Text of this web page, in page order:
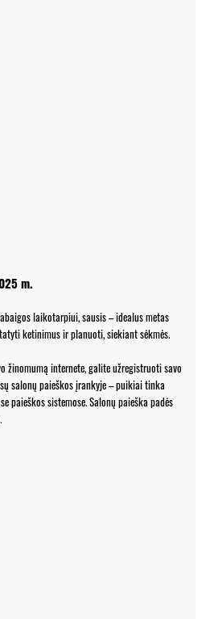
m.
laikotarpiui, sausis – idealus metas
ketinimus ir planuoti, siekiant sėkmės.
žinomumą internete, galite užregistruoti savo
salonų paieškos įrankyje – puikiai tinka
paieškos sistemose. Salonų paieška padės